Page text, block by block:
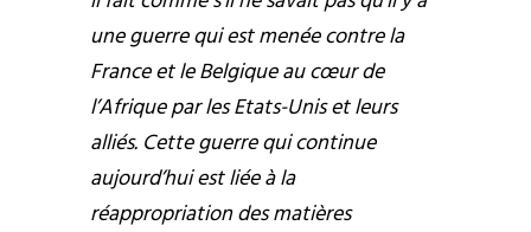
une guerre qui est menée contre la
France et le Belgique au cœur de
l’Afrique par les Etats-Unis et leurs
alliés. Cette guerre qui continue
aujourd’hui est liée à la
réappropriation des matières